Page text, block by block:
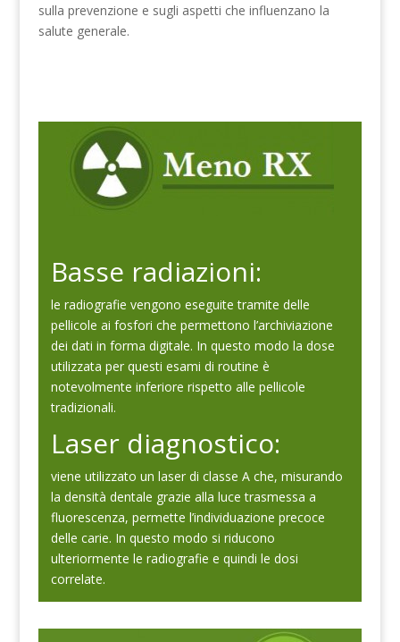
sulla prevenzione e sugli aspetti che influenzano la
salute generale.
Basse radiazioni:
le radiografie vengono eseguite tramite delle
pellicole ai fosfori che permettono l’archiviazione
dei dati in forma digitale. In questo modo la dose
utilizzata per questi esami di routine è
notevolmente inferiore rispetto alle pellicole
tradizionali.
Laser diagnostico:
viene utilizzato un laser di classe A che, misurando
la densità dentale grazie alla luce trasmessa a
fluorescenza, permette l’individuazione precoce
delle carie. In questo modo si riducono
ulteriormente le radiografie e quindi le dosi
correlate.